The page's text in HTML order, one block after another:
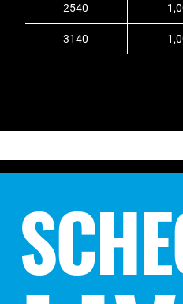
2540
3140